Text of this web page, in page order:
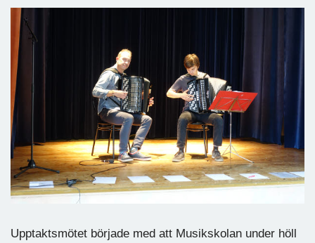
Upptaktsmötet började med att Musikskolan under höll